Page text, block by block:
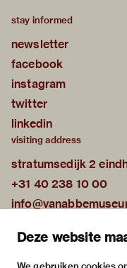
Deze website
stay informed
newsletter
facebook
instagram
twitter
linkedin
visiting address
stratumsedijk 2
+31 40 238 10 00
exhibitions
activities